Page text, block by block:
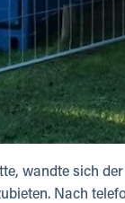
wandte sich
Nach